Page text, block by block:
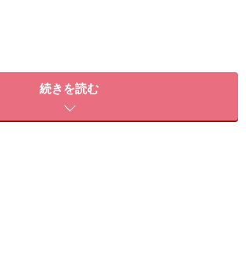
ありますねぇ。“アホ毛”とは、まとめた
は頭頂部付近からピョンピョン出てい
続きを読む